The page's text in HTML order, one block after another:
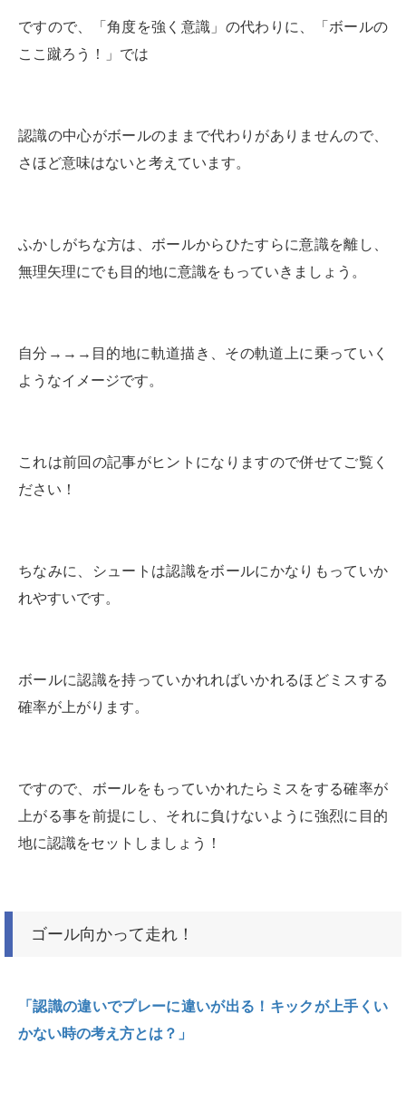
ですので、「角度を強く意識」の代わりに、「ボールの
ここ蹴ろう！」では
認識の中心がボールのままで代わりがありませんので、
さほど意味はないと考えています。
ふかしがちな方は、ボールからひたすらに意識を離し、
無理矢理にでも目的地に意識をもっていきましょう。
自分→→→目的地に軌道描き、その軌道上に乗っていく
ようなイメージです。
これは前回の記事がヒントになりますので併せてご覧く
ださい！
ちなみに、シュートは認識をボールにかなりもっていか
れやすいです。
ボールに認識を持っていかれればいかれるほどミスする
確率が上がります。
ですので、ボールをもっていかれたらミスをする確率が
上がる事を前提にし、それに負けないように強烈に目的
地に認識をセットしましょう！
ゴール向かって走れ！
「認識の違いでプレーに違いが出る！キックが上手くい
かない時の考え方とは？」